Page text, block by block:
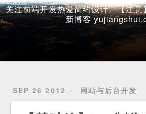
关注前端开发热爱简约设计。【注
新博客
SEP 26 2012 网站与后台开发